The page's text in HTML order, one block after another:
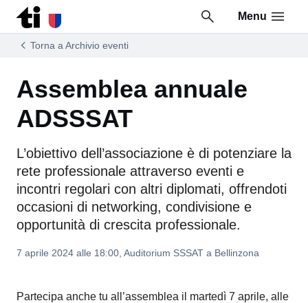
Vai al contenuto della pagina
Vai al piè di pagina
Menu
Torna a Archivio eventi
Assemblea annuale
ADSSSAT
L’obiettivo dell’associazione è di potenziare la
rete professionale attraverso eventi e
incontri regolari con altri diplomati, offrendoti
occasioni di networking, condivisione e
opportunità di crescita professionale.
7 aprile 2024 alle 18:00, Auditorium SSSAT a Bellinzona
Partecipa anche tu all’assemblea il martedì 7 aprile, alle